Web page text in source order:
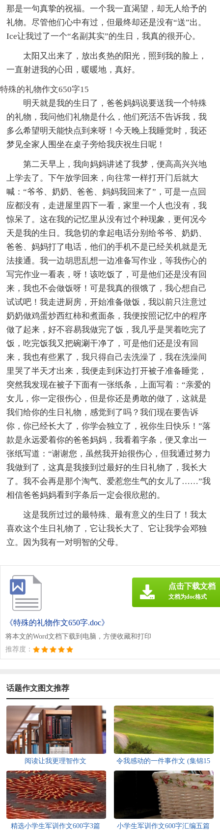
那是一句真挚的祝福。一个我一直渴望，却无人给予的
礼物。尽管他们心中有过，但最终却还是没有“送”出。
Ice让我过了一个“名副其实”的生日，我真的很开心。
太阳又出来了，放出炙热的阳光，照到我的脸上，
一直射进我的心田，暖暖地，真好。
特殊的礼物作文650字15
明天就是我的生日了，爸爸妈妈说要送我一个特殊
的礼物，我问他们礼物是什么，他们死活不告诉我，我
多么希望明天能快点到来呀！今天晚上我睡觉时，我还
梦见全家人围坐在桌子旁给我庆祝生日呢！
第二天早上，我向妈妈讲述了我梦，便高高兴兴地
上学去了。下午放学回来，向往常一样打开门后就大
喊：“爷爷、奶奶、爸爸、妈妈我回来了”，可是一点回
应都没有，走进屋里四下一看，家里一个人也没有，我
惊呆了。这在我的记忆里从没有过个种现象，更何况今
天是我的生日。我急切的拿起电话分别给爷爷、奶奶、
爸爸、妈妈打了电话，他们的手机不是已经关机就是无
法接通。我一边胡思乱想一边准备写作业，等我伤心的
写完作业一看表，呀！该吃饭了，可是他们还是没有回
来，我也不会做饭呀！可是我真的很饿了，我心想自己
试试吧！我走进厨房，开始准备做饭，我以前只注意过
奶奶做鸡蛋炒西红柿和煮面条，我便按照记忆中的程序
做了起来，好不容易我做完了饭，我几乎是哭着吃完了
饭，吃完饭我又把碗涮干净了，可是他们还是没有回
来，我也有些累了，我只得自己去洗澡了，我在洗澡间
里哭了半天才出来，我便走到床边打开被子准备睡觉，
突然我发现在被子下面有一张纸条，上面写着：“亲爱的
女儿，你一定很伤心，但是你还是勇敢的做了，这就是
我们给你的生日礼物，感觉到了吗？我们现在要告诉
你，你已经长大了，你学会独立了，祝你生日快乐！”落
款是永远爱着你的爸爸妈妈，我看着字条，便又拿出一
张纸写道：“谢谢您，虽然我开始很伤心，但我通过努力
我做到了，这真是我接到过最好的生日礼物了，我长大
了。我不会再是那个淘气、爱惹您生气的女儿了……”我
相信爸爸妈妈看到字条后一定会很欣慰的。
这是我所过过的最特殊、最有意义的生日了！我太
喜欢这个生日礼物了，它让我长大了、它让我学会邓独
立。因为我有一对明智的父母。
《特殊的礼物作文650字.doc》
将本文的Word文档下载到电脑，方便收藏和打印
推荐度：
点击下载文档
文档为doc格式
话题作文图文推荐
阅读让我更理智作文
令我感动的一件事作文 (集锦15
篇)
精选小学生军训作文600字3篇 小学生军训作文600字汇编五篇